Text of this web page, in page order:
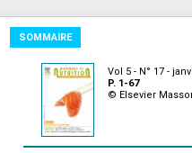
SOMMAIRE
Vol 5 - N° 17 -
P. 1-67
© Elsevier